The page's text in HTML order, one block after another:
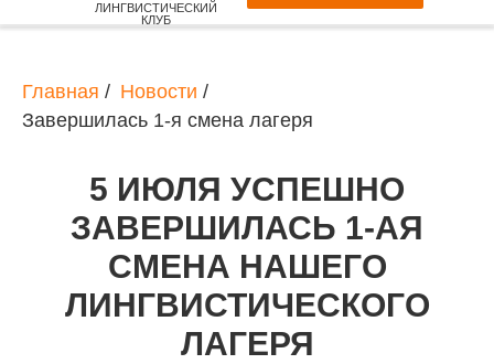
ЛИНГВИСТИЧЕСКИЙ
КЛУБ
Главная / Новости /
Завершилась 1-я смена лагеря
5 ИЮЛЯ УСПЕШНО
ЗАВЕРШИЛАСЬ 1-АЯ
СМЕНА НАШЕГО
ЛИНГВИСТИЧЕСКОГО
ЛАГЕРЯ